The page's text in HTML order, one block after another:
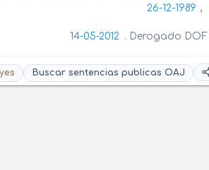
26-12-1989 ,
14-05-2012 . Derogado DOF
Buscar sentencias publicas OAJ